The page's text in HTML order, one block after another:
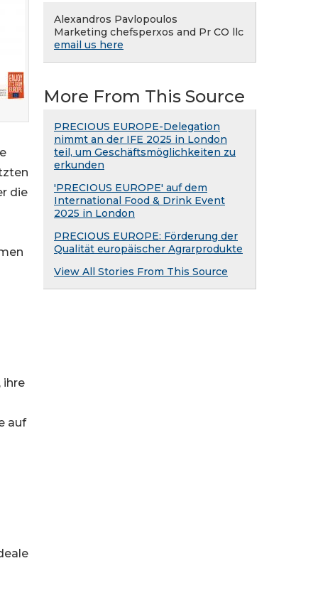
die
ihre
auf
Alexandros Pavlopoulos
Marketing chefsperxos and Pr CO llc
email us here
More From This Source
PRECIOUS EUROPE-Delegation
nimmt an der IFE 2025 in London
teil, um Geschäftsmöglichkeiten zu
erkunden
'PRECIOUS EUROPE' auf dem
International Food & Drink Event
2025 in London
PRECIOUS EUROPE: Förderung der
Qualität europäischer Agrarprodukte
View All Stories From This Source